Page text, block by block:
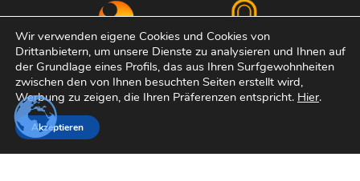
b
o
o
k
b
e
e
r
e
s
t
Copyright© 2026 Varobath | Erledigt von:
Wir verwenden eigene Cookies und Cookies von
Drittanbietern, um unsere Dienste zu analysieren und Ihnen auf
der Grundlage eines Profils, das aus Ihren Surfgewohnheiten
zwischen den von Ihnen besuchten Seiten erstellt wird,
Werbung zu zeigen, die Ihren Präferenzen entspricht. Hier.
Akzeptieren